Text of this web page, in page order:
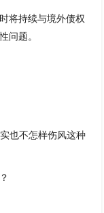
将持续与境外债权
问题。
也不怎样伤风这种